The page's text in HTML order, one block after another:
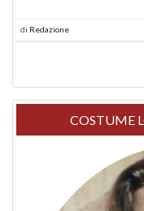
di Redazione
COSTUME